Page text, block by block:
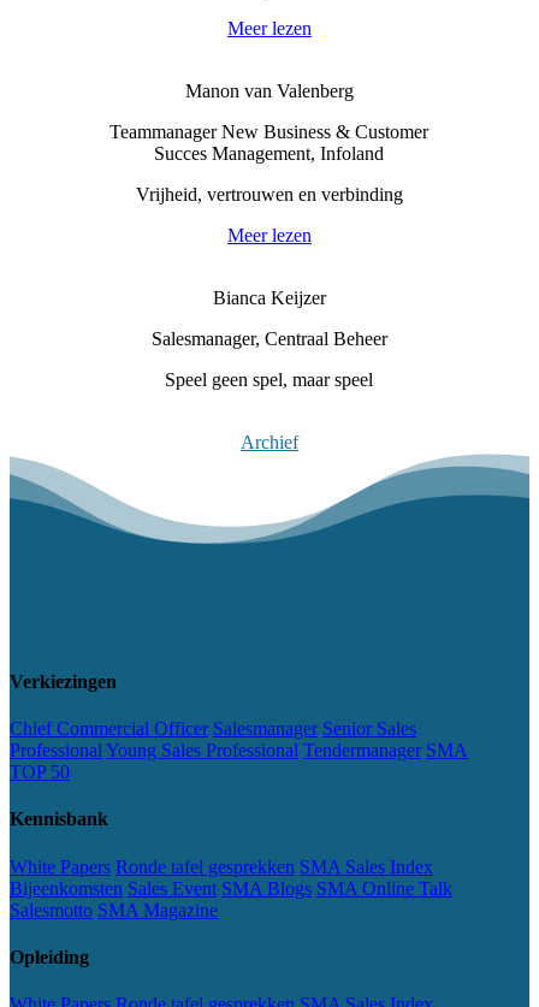
Meer lezen
Manon van Valenberg
Teammanager New Business & Customer
Succes Management, Infoland
Vrijheid, vertrouwen en verbinding
Meer lezen
Bianca Keijzer
Salesmanager, Centraal Beheer
Speel geen spel, maar speel
Archief
Verkiezingen
Chief Commercial Officer Salesmanager Senior Sales
Professional Young Sales Professional Tendermanager SMA
TOP 50
Kennisbank
White Papers Ronde tafel gesprekken SMA Sales Index
Bijeenkomsten Sales Event SMA Blogs SMA Online Talk
Salesmotto SMA Magazine
Opleiding